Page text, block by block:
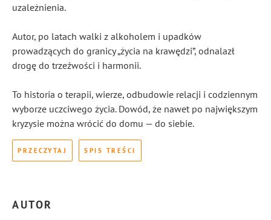
uzależnienia.
Autor, po latach walki z alkoholem i upadków
prowadzących do granicy „życia na krawędzi”, odnalazł
drogę do trzeźwości i harmonii.
To historia o terapii, wierze, odbudowie relacji i codziennym
wyborze uczciwego życia. Dowód, że nawet po największym
kryzysie można wrócić do domu — do siebie.
PRZECZYTAJ SPIS TREŚCI
AUTOR